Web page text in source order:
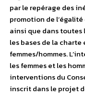
par le repérage des
promotion de
ainsi que dans
les bases de la
femmes/hommes.
les femmes et les
interventions du
inscrit dans le projet